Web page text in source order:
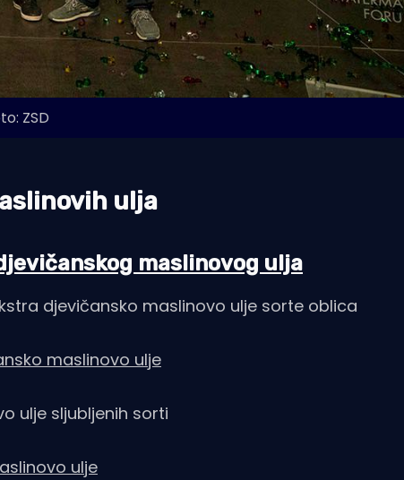
ZSD
ulja
maslinovog ulja
ekstra djevičansko maslinovo ulje sorte oblica
maslinovo ulje
ulje sljubljenih sorti
ulje